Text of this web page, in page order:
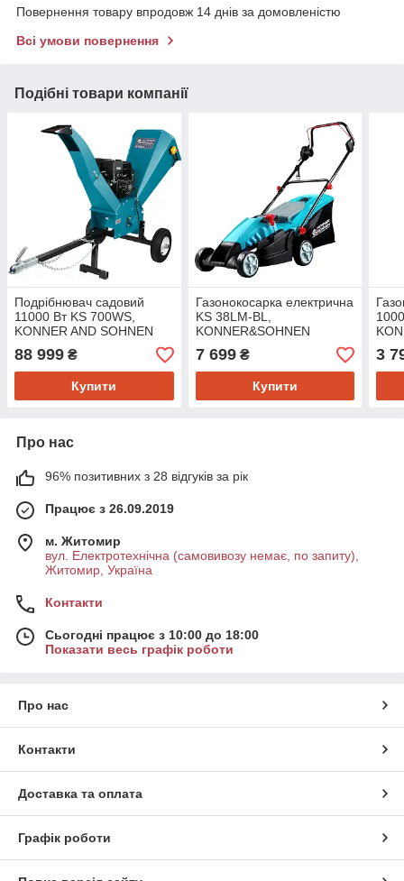
Повернення товару впродовж 14 днів за домовленістю
Всі умови повернення
Подібні товари компанії
Подрібнювач садовий
11000 Вт KS 700WS,
KONNER AND SOHNEN
88 999 ₴
Купити
Газонокосарка електрична
KS 38LM-BL,
KONNER&SOHNEN
7 699₴
Купити
3
Про нас
96% позитивних з 28 відгуків за рік
Працює з 26.09.2019
м. Житомир
вул. Електротехнічна (самовивозу немає, по запиту),
Житомир, Україна
Контакти
Сьогодні працює з 10:00 до 18:00
Показати весь графік роботи
Про нас
Контакти
Доставка та оплата
Графік роботи